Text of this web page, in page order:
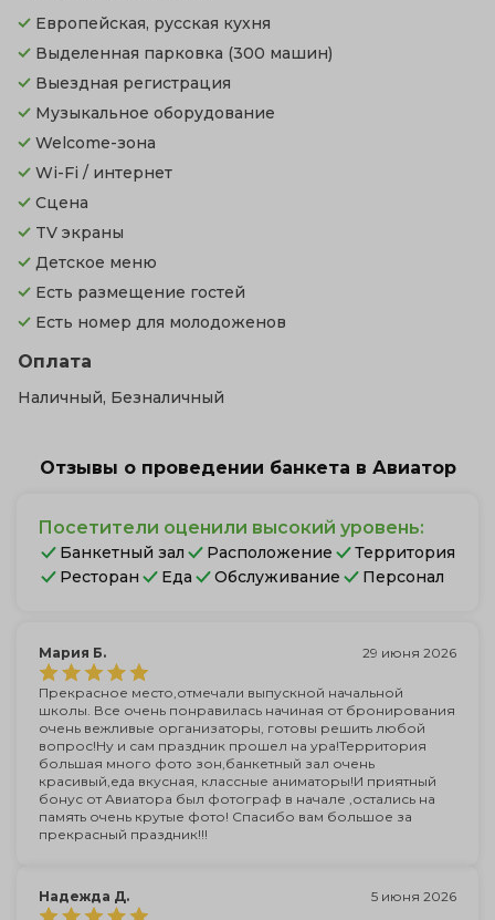
Европейская, русская кухня
Выделенная парковка (300 машин)
Выездная регистрация
Музыкальное оборудование
Welcome-зона
Wi-Fi / интернет
Сцена
TV экраны
Детское меню
Есть размещение гостей
Есть номер для молодоженов
Оплата
Наличный, Безналичный
Отзывы о проведении банкета в Авиатор
Посетители оценили высокий уровень:
Банкетный зал Расположение
Территория
Ресторан
Еда Обслуживание Персонал
Мария Б. 29 июня 2026
Прекрасное место,отмечали выпускной начальной
школы. Все очень понравилась начиная от бронирования
очень вежливые организаторы, готовы решить любой
вопрос!Ну и сам праздник прошел на ура!Территория
большая много фото зон,банкетный зал очень
красивый,еда вкусная, классные аниматоры!И приятный
бонус от Авиатора был фотограф в начале ,остались на
память очень крутые фото! Спасибо вам большое за
прекрасный праздник!!!
Надежда Д. 5 июня 2026